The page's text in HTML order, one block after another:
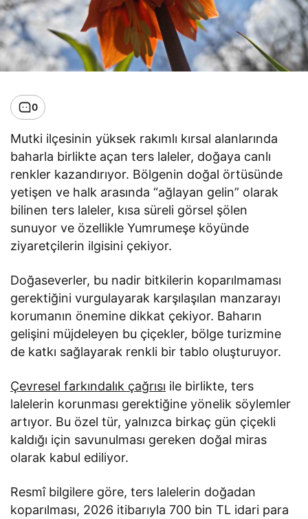
0
Mutki ilçesinin yüksek rakımlı kırsal alanlarında
baharla birlikte açan ters laleler, doğaya canlı
renkler kazandırıyor. Bölgenin doğal örtüsünde
yetişen ve halk arasında “ağlayan gelin” olarak
bilinen ters laleler, kısa süreli görsel şölen
sunuyor ve özellikle Yumrumeşe köyünde
ziyaretçilerin ilgisini çekiyor.
Doğaseverler, bu nadir bitkilerin koparılmaması
gerektiğini vurgulayarak karşılaşılan manzarayı
korumanın önemine dikkat çekiyor. Baharın
gelişini müjdeleyen bu çiçekler, bölge turizmine
de katkı sağlayarak renkli bir tablo oluşturuyor.
Çevresel farkındalık çağrısı ile birlikte, ters
lalelerin korunması gerektiğine yönelik söylemler
artıyor. Bu özel tür, yalnızca birkaç gün çiçekli
kaldığı için savunulması gereken doğal miras
olarak kabul ediliyor.
Resmî bilgilere göre, ters lalelerin doğadan
koparılması, 2026 itibarıyla 700 bin TL idari para